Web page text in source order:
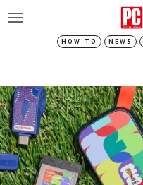
HOW-TO NEWS